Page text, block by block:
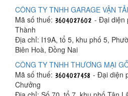
CÔNG TY TNHH GARAGE VẬN
Mã số thuế:
- Đại diện
Thành
Địa chỉ: I19A, tổ 5, khu phố 5,
Biên Hoà, Đồng Nai
CÔNG TY TNHH THƯƠNG MẠI
Mã số thuế:
- Đại diện
Chưởng